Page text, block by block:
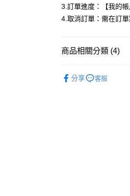
付」結帳頁面，進行簡
２．訂單成立數日內，
３．收到繳費通知簡訊
絡購買商品的店家。未
先享後付繳納相關費用。
是否繳費成功／繳費後
付客戶支援中心」
１．透過由恩沛科技股
付款後全家取貨
每筆NT$80，滿
每筆NT$80，滿
付款後7-11取貨
3.訂單進度：【我的
4.取消訂單：需在訂
商品相關分類 (4)
分享 客服